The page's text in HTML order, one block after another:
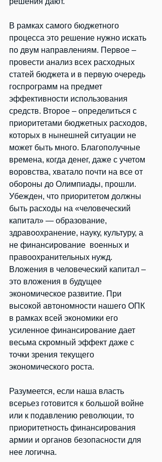
В рамках самого бюджетного
процесса это решение нужно искать
по двум направлениям. Первое –
провести анализ всех расходных
статей бюджета и в первую очередь
госпрограмм на предмет
эффективности использования
средств. Второе – определиться с
приоритетами бюджетных расходов,
которых в нынешней ситуации не
может быть много. Благополучные
времена, когда денег, даже с учетом
воровства, хватало почти на все от
обороны до Олимпиады, прошли.
Убежден, что приоритетом должны
быть расходы на «человеческий
капитал» — образование,
здравоохранение, науку, культуру, а
не финансирование  военных и
правоохранительных нужд.
Вложения в человеческий капитал –
это вложения в будущее
экономическое развитие. При
высокой автономности нашего ОПК
в рамках всей экономики его
усиленное финансирование дает
весьма скромный эффект даже с
точки зрения текущего
экономического роста.
Разумеется, если наша власть
всерьез готовится к большой войне
или к подавлению революции, то
приоритетность финансирования
армии и органов безопасности для
нее логична.